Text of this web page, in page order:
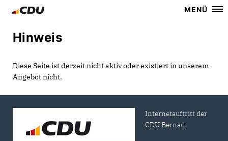
MENÜ
Hinweis
Diese Seite ist derzeit nicht aktiv oder existiert in unserem
Angebot nicht.
Internetauftritt der
CDU Bernau